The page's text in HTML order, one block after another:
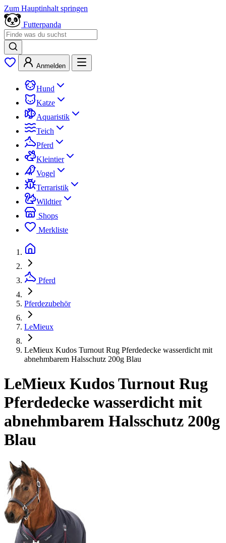
Zum Hauptinhalt springen
Futterpanda
Anmelden
Hund
Katze
Aquaristik
Teich
Pferd
Kleintier
Vogel
Terraristik
Wildtier
Shops
Merkliste
Pferd
Pferdezubehör
LeMieux
LeMieux Kudos Turnout Rug Pferdedecke wasserdicht mit
abnehmbarem Halsschutz 200g Blau
LeMieux Kudos Turnout Rug
Pferdedecke wasserdicht mit
abnehmbarem Halsschutz 200g
Blau